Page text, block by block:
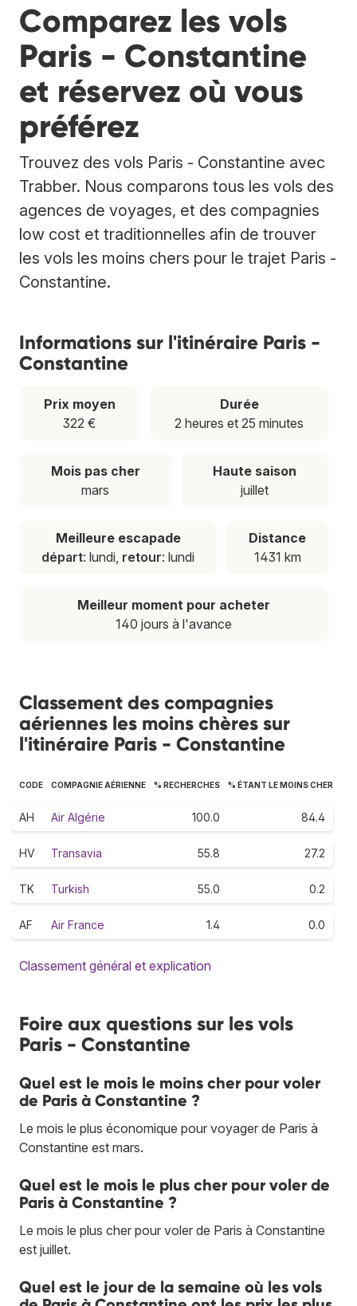
Comparez les vols
Paris - Constantine
et réservez où vous
préférez
Trouvez des vols Paris - Constantine avec
Trabber. Nous comparons tous les vols des
agences de voyages, et des compagnies
low cost et traditionnelles afin de trouver
les vols les moins chers pour le trajet Paris -
Constantine.
Informations sur l'itinéraire Paris -
Constantine
Prix moyen
322 €
Durée
2 heures et 25 minutes
Mois pas cher
mars
Haute saison
juillet
Meilleure escapade
départ: lundi, retour: lundi
Distance
1431 km
Meilleur moment pour acheter
140 jours à l'avance
Classement des compagnies
aériennes les moins chères sur
l'itinéraire Paris - Constantine
CODE COMPAGNIE AÉRIENNE % RECHERCHES % ÉTANT LE MOINS CHER
AH Air Algérie 100.0 84.4
HV Transavia 55.8 27.2
TK Turkish 55.0 0.2
AF Air France 1.4 0.0
Classement général et explication
Foire aux questions sur les vols
Paris - Constantine
Quel est le mois le moins cher pour voler
de Paris à Constantine ?
Le mois le plus économique pour voyager de Paris à
Constantine est mars.
Quel est le mois le plus cher pour voler de
Paris à Constantine ?
Le mois le plus cher pour voler de Paris à Constantine
est juillet.
Quel est le jour de la semaine où les vols